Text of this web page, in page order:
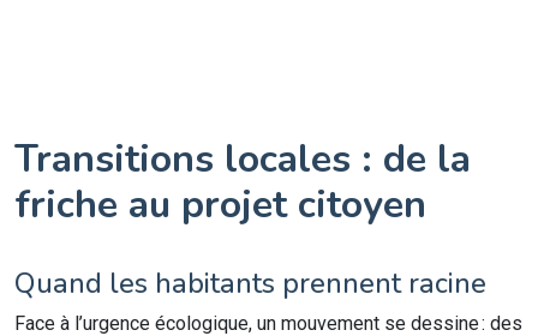
Transitions locales : de la
friche au projet citoyen
Quand les habitants prennent racine
Face à l’urgence écologique, un mouvement se dessine : des